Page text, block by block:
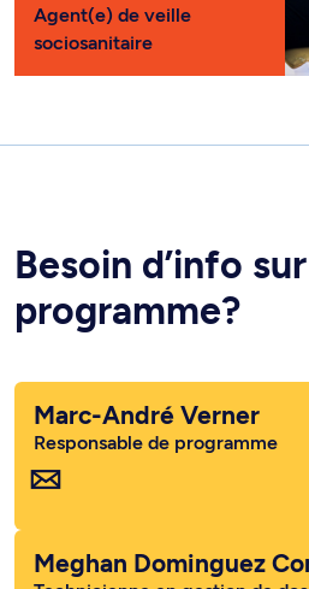
Agent(e) de veille
sociosanitaire
Besoin d’info
programme?
Marc-André Verner
Responsable de programme
Meghan Dominguez